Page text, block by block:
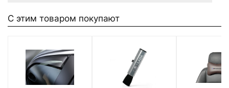
С этим товаром покупают